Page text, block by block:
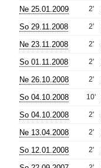
Ne 25.01.2009
2'
So 29.11.2008
2'
Ne 23.11.2008
2'
So 01.11.2008
2'
Ne 26.10.2008
2'
So 04.10.2008
10'
So 04.10.2008
2'
Ne 13.04.2008
2'
So 12.01.2008
2'